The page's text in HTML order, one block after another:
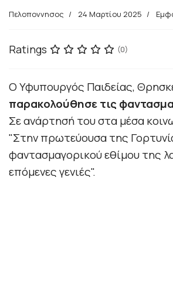
Πελοποννησος 24 Μαρτίου 2025
Ratings (0)
Ο Υφυπουργός Παιδείας,
παρακολούθησε τις
Σε ανάρτησή του στα μέσα
"Στην πρωτεύουσα της
φαντασμαγορικού εθίμου της
επόμενες γενιές".